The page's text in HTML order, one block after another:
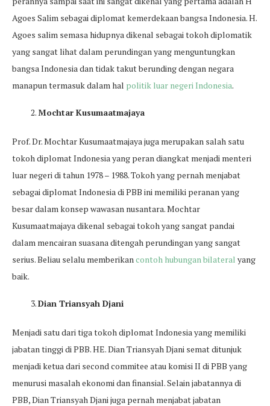
Agoes Salim sebagai diplomat kemerdekaan bangsa Indonesia. H.
Agoes salim semasa hidupnya dikenal sebagai tokoh diplomatik
yang sangat lihat dalam perundingan yang menguntungkan
bangsa Indonesia dan tidak takut berunding dengan negara
manapun termasuk dalam hal politik luar negeri Indonesia.
Mochtar Kusumaatmajaya
Prof. Dr. Mochtar Kusumaatmajaya juga merupakan salah satu
tokoh diplomat Indonesia yang peran diangkat menjadi menteri
luar negeri di tahun 1978 – 1988. Tokoh yang pernah menjabat
sebagai diplomat Indonesia di PBB ini memiliki peranan yang
besar dalam konsep wawasan nusantara. Mochtar
Kusumaatmajaya dikenal sebagai tokoh yang sangat pandai
dalam mencairan suasana ditengah perundingan yang sangat
serius. Beliau selalu memberikancontoh hubungan bilateral yang
baik.
Dian Triansyah Djani
Menjadi satu dari tiga tokoh diplomat Indonesia yang memiliki
jabatan tinggi di PBB. HE. Dian Triansyah Djani semat ditunjuk
menjadi ketua dari second commitee atau komisi II di PBB yang
menurusi masalah ekonomi dan finansial. Selain jabatannya di
PBB, Dian Triansyah Djani juga pernah menjabat jabatan